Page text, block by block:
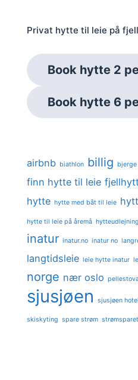
Privat hytte til leie på
Book hytte 2
Book hytte 6
airbnb biathlon billig bjerge
finn hytte til leie
hytte hytte med båt til leie
hytte til leie på åremå hytteudlejning
inatur inatur.no inatur no
langtidsleie leie hytte inatur
norge nær oslo
sjusjøen sjusjøen
skiskyting spare strøm